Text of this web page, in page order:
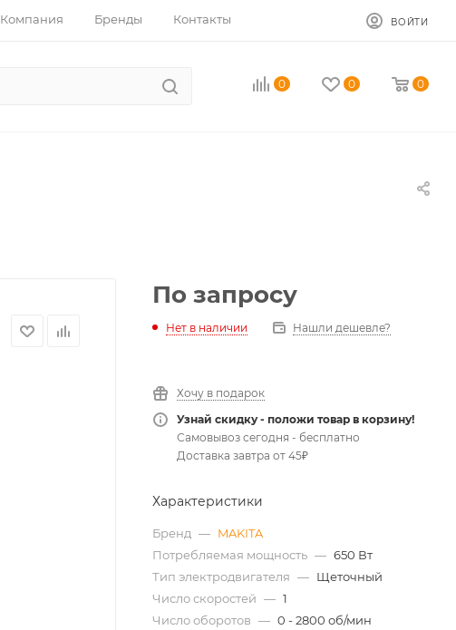
Компания Бренды Контакты ВОЙТИ
0 0 0
По запросу
Нет в наличии Нашли дешевле?
Хочу в подарок
Узнай скидку - положи товар в корзину!
Самовывоз сегодня - бесплатно
Доставка завтра от 45₽
Характеристики
Бренд — MAKITA
Потребляемая мощность — 650 Вт
Тип электродвигателя — Щеточный
Число скоростей — 1
Число оборотов — 0 - 2800 об/мин